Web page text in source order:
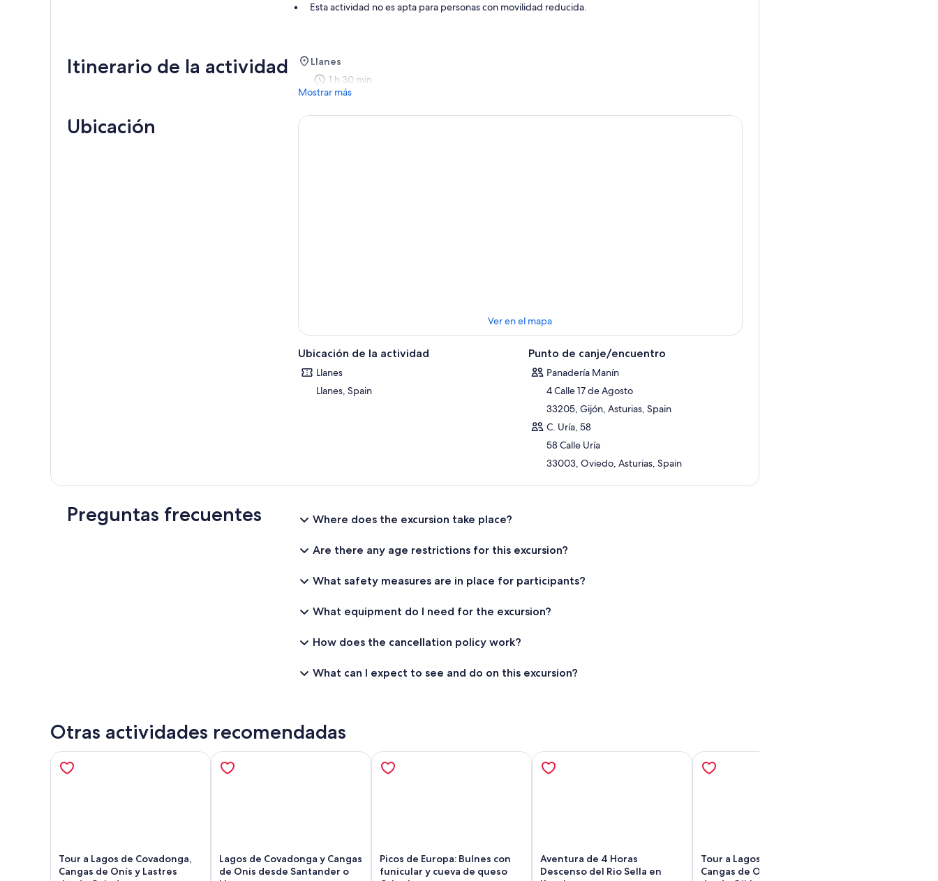
Esta actividad no es apta para personas con movilidad reducida.
Itinerario de la actividad
Llanes
1 h 30 min
Mostrar más
Ubicación
Ver en el mapa
Ubicación de la actividad
Llanes
Llanes, Spain
Punto de canje/encuentro
Panadería Manín
4 Calle 17 de Agosto
33205, Gijón, Asturias, Spain
C. Uría, 58
58 Calle Uría
33003, Oviedo, Asturias, Spain
Preguntas frecuentes Where does the excursion take place?
Are there any age restrictions for this excursion?
What safety measures are in place for participants?
What equipment do I need for the excursion?
How does the cancellation policy work?
What can I expect to see and do on this excursion?
Otras actividades recomendadas
Tour a Lagos de Covadonga,
Cangas de Onís y Lastres
Lagos de Covadonga y Cangas
de Onis desde Santander o
Picos de Europa: Bulnes con
funicular y cueva de queso
Aventura de 4 Horas
Descenso del Rio Sella en
Tour a Lagos de Covadonga,
Cangas de Onís y Lastres